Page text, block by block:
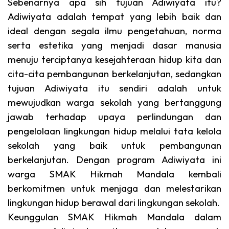
Adiwiyata adalah tempat yang lebih baik dan
ideal dengan segala ilmu pengetahuan, norma
serta estetika yang menjadi dasar manusia
menuju terciptanya kesejahteraan hidup kita dan
cita-cita pembangunan berkelanjutan, sedangkan
tujuan Adiwiyata itu sendiri adalah untuk
mewujudkan warga sekolah yang bertanggung
jawab terhadap upaya perlindungan dan
pengelolaan lingkungan hidup melalui tata kelola
sekolah yang baik untuk pembangunan
berkelanjutan. Dengan program Adiwiyata ini
warga SMAK Hikmah Mandala kembali
berkomitmen untuk menjaga dan melestarikan
lingkungan hidup berawal dari lingkungan sekolah.
Keunggulan SMAK Hikmah Mandala dalam